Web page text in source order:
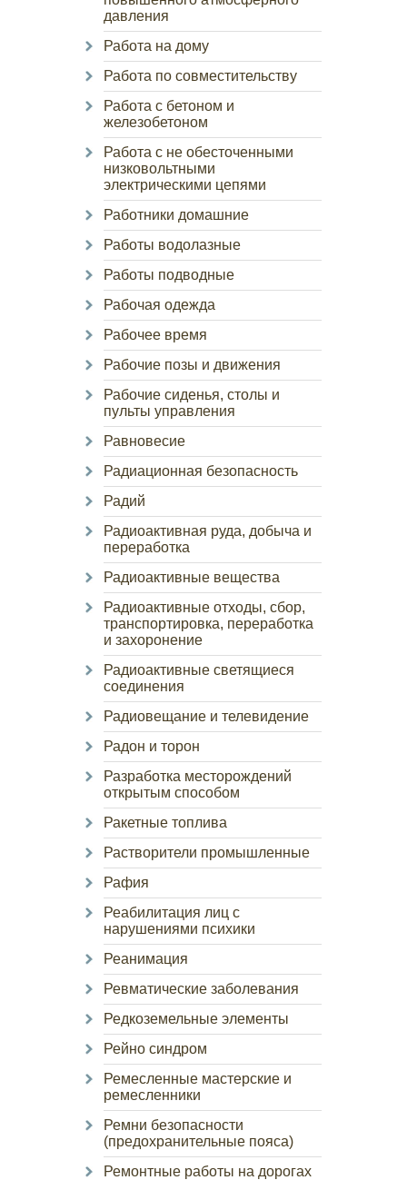
давления
Работа на дому
Работа по совместительству
Работа с бетоном и
железобетоном
Работа с не обесточенными
низковольтными
электрическими цепями
Работники домашние
Работы водолазные
Работы подводные
Рабочая одежда
Рабочее время
Рабочие позы и движения
Рабочие сиденья, столы и
пульты управления
Равновесие
Радиационная безопасность
Радий
Радиоактивная руда, добыча и
переработка
Радиоактивные вещества
Радиоактивные отходы, сбор,
транспортировка, переработка
и захоронение
Радиоактивные светящиеся
соединения
Радиовещание и телевидение
Радон и торон
Разработка месторождений
открытым способом
Ракетные топлива
Растворители промышленные
Рафия
Реабилитация лиц с
нарушениями психики
Реанимация
Ревматические заболевания
Редкоземельные элементы
Рейно синдром
Ремесленные мастерские и
ремесленники
Ремни безопасности
(предохранительные пояса)
Ремонтные работы на дорогах